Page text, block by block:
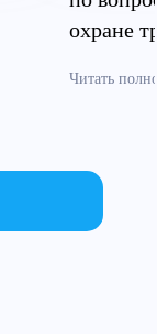
охране
Читать